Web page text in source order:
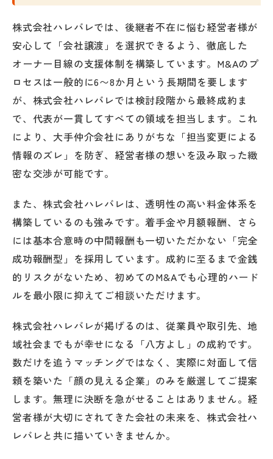
株式会社ハレバレでは、後継者不在に悩む経営者様が
安心して「会社譲渡」を選択できるよう、徹底した
オーナー目線の支援体制を構築しています。M&Aのプ
ロセスは一般的に6〜8か月という長期間を要します
が、株式会社ハレバレでは検討段階から最終成約ま
で、代表が一貫してすべての領域を担当します。これ
により、大手仲介会社にありがちな「担当変更による
情報のズレ」を防ぎ、経営者様の想いを汲み取った緻
密な交渉が可能です。
また、株式会社ハレバレは、透明性の高い料金体系を
構築しているのも強みです。着手金や月額報酬、さら
には基本合意時の中間報酬も一切いただかない「完全
成功報酬型」を採用しています。成約に至るまで金銭
的リスクがないため、初めてのM&Aでも心理的ハード
ルを最小限に抑えてご相談いただけます。
株式会社ハレバレが掲げるのは、従業員や取引先、地
域社会までもが幸せになる「八方よし」の成約です。
数だけを追うマッチングではなく、実際に対面して信
頼を築いた「顔の見える企業」のみを厳選してご提案
します。無理に決断を急がせることはありません。経
営者様が大切にされてきた会社の未来を、株式会社ハ
レバレと共に描いていきませんか。